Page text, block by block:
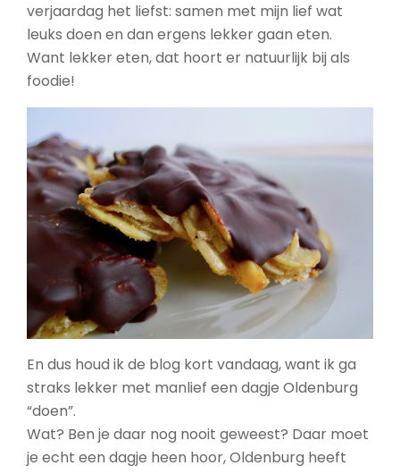
verjaardag het liefst: samen met mijn lief wat
leuks doen en dan ergens lekker gaan eten.
Want lekker eten, dat hoort er natuurlijk bij als
foodie!
En dus houd ik de blog kort vandaag, want ik ga
straks lekker met manlief een dagje Oldenburg
“doen”.
Wat? Ben je daar nog nooit geweest? Daar moet
je echt een dagje heen hoor, Oldenburg heeft